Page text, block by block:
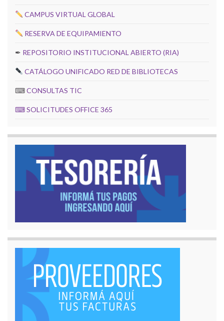
CAMPUS VIRTUAL GLOBAL
RESERVA DE EQUIPAMIENTO
✒ REPOSITORIO INSTITUCIONAL ABIERTO (RIA)
CATÁLOGO UNIFICADO RED DE BIBLIOTECAS
⌨CONSULTAS TIC
⌨SOLICITUDES OFFICE 365